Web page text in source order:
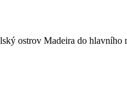
ostrov Madeira do